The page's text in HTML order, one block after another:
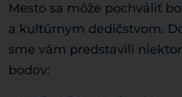
Mesto sa môže pochváliť
a kultúrnym dedičstvom.
sme vám predstavili
bodov: